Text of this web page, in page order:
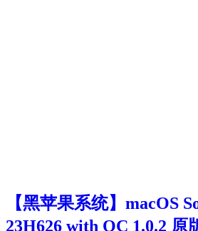
【黑苹果系统】macOS
23H626 with OC 1.0.2 原